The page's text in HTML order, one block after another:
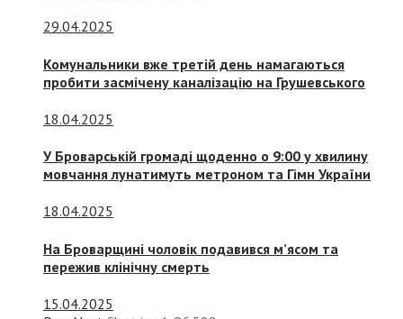
29.04.2025
Комунальники вже третій день намагаються
пробити засмічену каналізацію на Грушевського
18.04.2025
У Броварській громаді щоденно о 9:00 у хвилину
мовчання лунатимуть метроном та Гімн України
18.04.2025
На Броварщині чоловік подавився м’ясом та
пережив клінічну смерть
15.04.2025